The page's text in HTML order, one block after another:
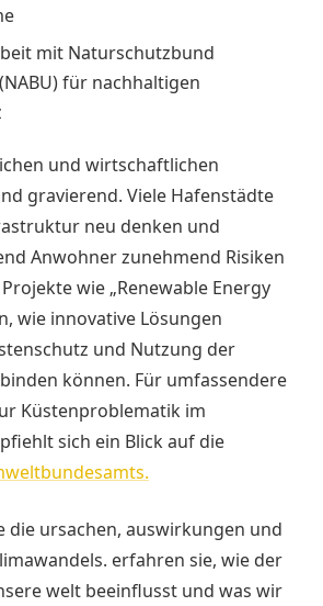
mit Naturschutzbund
für nachhaltigen
und wirtschaftlichen
gravierend. Viele Hafenstädte
neu denken und
Anwohner zunehmend Risiken
wie „Renewable Energy
wie innovative Lösungen
und Nutzung der
können. Für umfassendere
Küstenproblematik im
sich ein Blick auf die